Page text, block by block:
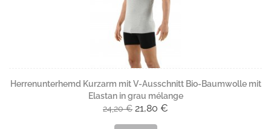
Die Qualität Hamburg „fein“ besteht aus 95% besonders feiner
Baumwolle und 5% Elastan. Mit einem Stoffgewicht von
bietet sie etwas mehr Substanz, bleibt aber angenehm
weich und elastisch. Die Modelle sind in Beige, Weiß, Schwarz,
Aus dieser Qualität entsteht in Portugal ein großes Sortiment an
Unterwäsche für Damen und Herren – vom Spaghetti-Träger-
Top bis zur langen Unterhose. Teilweise werden auch Modelle
Herrenunterhemd Kurzarm mit V-Ausschnitt Bio-Baumwolle mit
Elastan in grau mélange
24,20 € 21,80 €